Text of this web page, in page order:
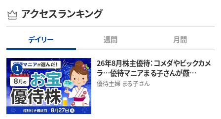
アクセスランキング
デイリー 週間 月間
1
26年8月株主優待：コメダやビックカメ
ラ…優待マニアまる子さんが厳…
優待主婦 まる子さん